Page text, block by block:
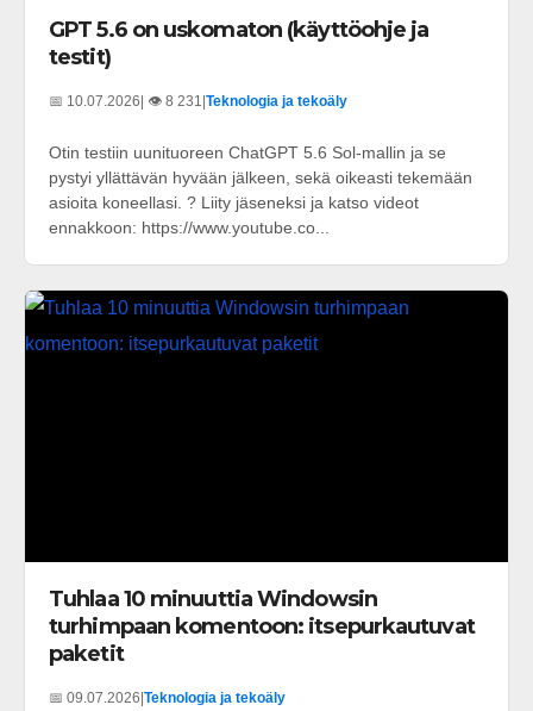
GPT 5.6 on uskomaton (käyttöohje ja
testit)
📅 10.07.2026 | 👁️ 8 231 Teknologia ja tekoäly
Otin testiin uunituoreen ChatGPT 5.6 Sol-mallin ja se
pystyi yllättävän hyvään jälkeen, sekä oikeasti tekemään
asioita koneellasi. ? Liity jäseneksi ja katso videot
ennakkoon: https://www.youtube.co...
Tuhlaa 10 minuuttia Windowsin
turhimpaan komentoon: itsepurkautuvat
paketit
📅 09.07.2026 Teknologia ja tekoäly